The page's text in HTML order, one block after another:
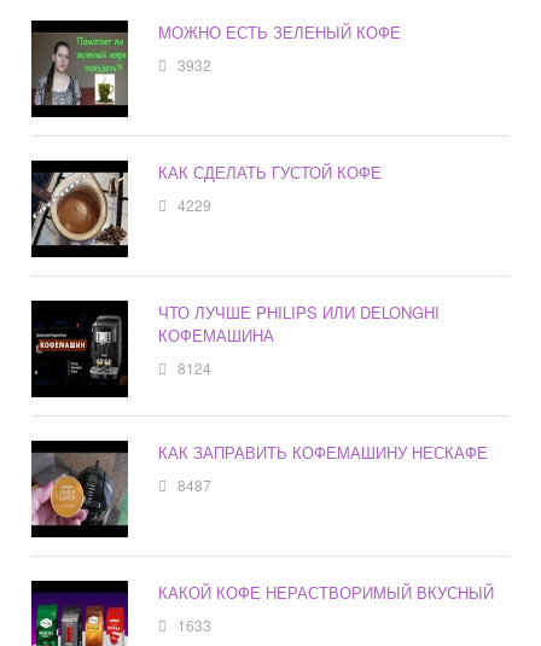
МОЖНО ЕСТЬ ЗЕЛЕНЫЙ КОФЕ
3932
КАК СДЕЛАТЬ ГУСТОЙ КОФЕ
4229
ЧТО ЛУЧШЕ PHILIPS ИЛИ DELONGHI
КОФЕМАШИНА
8124
КАК ЗАПРАВИТЬ КОФЕМАШИНУ НЕСКАФЕ
8487
КАКОЙ КОФЕ НЕРАСТВОРИМЫЙ ВКУСНЫЙ
1633